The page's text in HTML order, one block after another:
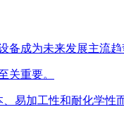
成为未来发展主流趋
关重要。
易加工性和耐化学性